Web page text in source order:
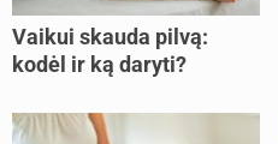
Vaikui skauda pilvą:
kodėl ir ką daryti?